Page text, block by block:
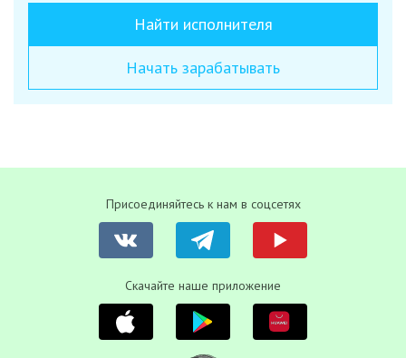
Найти исполнителя
Начать зарабатывать
Присоединяйтесь к нам в соцсетях
Скачайте наше приложение